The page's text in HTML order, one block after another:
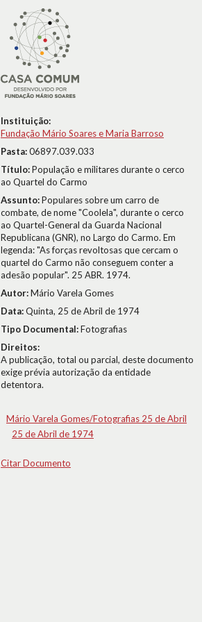
Instituição:
Fundação Mário Soares e Maria Barroso
Pasta:06897.039.033
Título:População e militares durante o cerco
ao Quartel do Carmo
Assunto:Populares sobre um carro de
combate, de nome "Coolela", durante o cerco
ao Quartel-General da Guarda Nacional
Republicana (GNR), no Largo do Carmo. Em
legenda: "As forças revoltosas que cercam o
quartel do Carmo não conseguem conter a
adesão popular". 25 ABR. 1974.
Autor:Mário Varela Gomes
Data:Quinta, 25 de Abril de 1974
Tipo Documental:Fotografias
Direitos:
A publicação, total ou parcial, deste documento
exige prévia autorização da entidade
detentora.
Mário Varela Gomes/Fotografias 25 de Abril
25 de Abril de 1974
Citar Documento